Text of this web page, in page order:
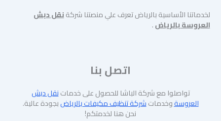
لخدماتنا الأساسية بالرياض تعرف علي منصتنا شركةنقل دبش
العروسة بالرياض.
اتصل بنا
تواصلوا مع شركة الباشا للحصول على خدماتنقل دبش
العروسةوخدماتشركة تنظيف مكيفات بالرياضبجودة عالية.
نحن هنا لخدمتكم!